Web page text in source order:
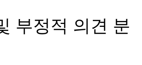
부정적 의견 분